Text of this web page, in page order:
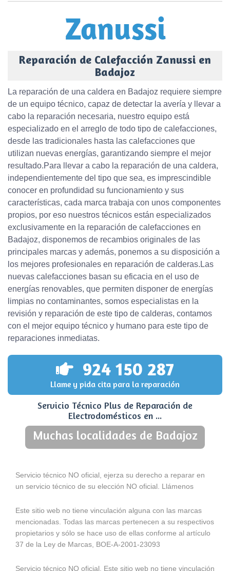
Reparación de Calefacción Zanussi en
Badajoz
La reparación de una caldera en Badajoz requiere siempre
de un equipo técnico, capaz de detectar la avería y llevar a
cabo la reparación necesaria, nuestro equipo está
especializado en el arreglo de todo tipo de calefacciones,
desde las tradicionales hasta las calefacciones que
utilizan nuevas energías, garantizando siempre el mejor
resultado.Para llevar a cabo la reparación de una caldera,
independientemente del tipo que sea, es imprescindible
conocer en profundidad su funcionamiento y sus
características, cada marca trabaja con unos componentes
propios, por eso nuestros técnicos están especializados
exclusivamente en la reparación de calefacciones en
Badajoz, disponemos de recambios originales de las
principales marcas y además, ponemos a su disposición a
los mejores profesionales en reparación de calderas.Las
nuevas calefacciones basan su eficacia en el uso de
energías renovables, que permiten disponer de energías
limpias no contaminantes, somos especialistas en la
revisión y reparación de este tipo de calderas, contamos
con el mejor equipo técnico y humano para este tipo de
reparaciones inmediatas.
924 150 287
Llame y pida cita para la reparación
Servicio Técnico Plus de Reparación de
Electrodomésticos en ...
Muchas localidades de Badajoz
Servicio técnico NO oficial, ejerza su derecho a reparar en
un servicio técnico de su elección NO oficial. Llámenos
Este sitio web no tiene vinculación alguna con las marcas
mencionadas. Todas las marcas pertenecen a su respectivos
propietarios y sólo se hace uso de ellas conforme al artículo
37 de la Ley de Marcas, BOE-A-2001-23093
Servicio técnico NO oficial. Este sitio web no tiene vinculación